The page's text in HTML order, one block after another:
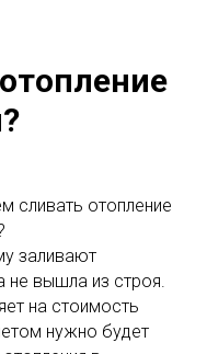
сливать отопление
заливают
не вышла из строя.
на стоимость
нужно будет